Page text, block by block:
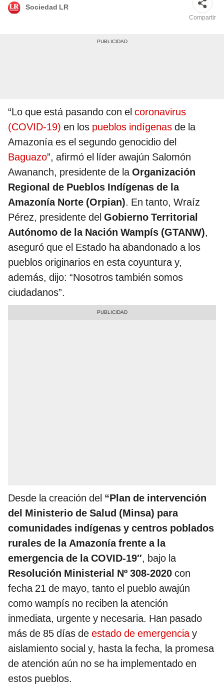
Sociedad LR
Compartir
“Lo que está pasando con el coronavirus
(COVID-19) en los pueblos indígenas de la
Amazonía es el segundo genocidio del
Baguazo”, afirmó el líder awajún Salomón
Awananch, presidente de laOrganización
Regional de Pueblos Indígenas de la
Amazonía Norte (Orpian). En tanto, Wraíz
Pérez, presidente del Gobierno Territorial
Autónomo de la Nación Wampís (GTANW),
aseguró que el Estado ha abandonado a los
pueblos originarios en esta coyuntura y,
además, dijo: “Nosotros también somos
ciudadanos”.
Desde la creación del “Plan de intervención
del Ministerio de Salud (Minsa) para
comunidades indígenas y centros poblados
rurales de la Amazonía frente a la
emergencia de la COVID-19″, bajo la
Resolución Ministerial Nº 308-2020 con
fecha 21 de mayo, tanto el pueblo awajún
como wampís no reciben la atención
inmediata, urgente y necesaria. Han pasado
más de 85 días de estado de emergenciay
aislamiento social y, hasta la fecha, la promesa
de atención aún no se ha implementado en
estos pueblos.